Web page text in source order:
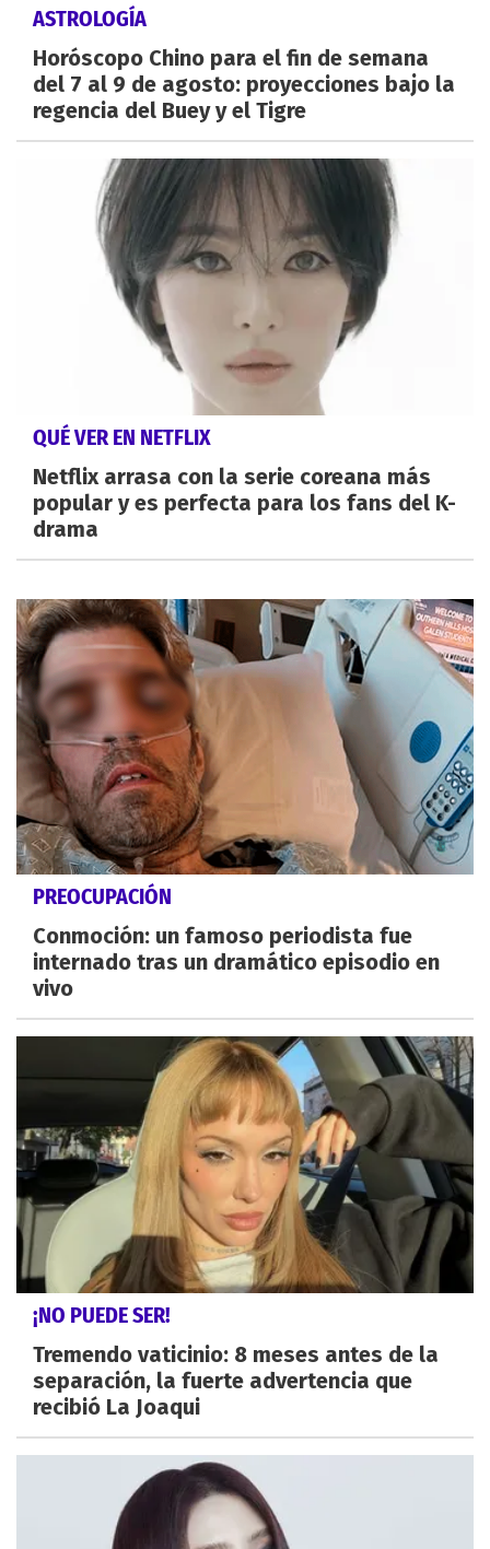
ASTROLOGÍA
Horóscopo Chino para el fin de semana
del 7 al 9 de agosto: proyecciones bajo la
regencia del Buey y el Tigre
QUÉ VER EN NETFLIX
Netflix arrasa con la serie coreana más
popular y es perfecta para los fans del K-
drama
PREOCUPACIÓN
Conmoción: un famoso periodista fue
internado tras un dramático episodio en
vivo
¡NO PUEDE SER!
Tremendo vaticinio: 8 meses antes de la
separación, la fuerte advertencia que
recibió La Joaqui